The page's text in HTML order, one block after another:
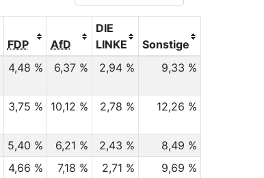
FDP AfD
DIE
LINKE
Sonstige
4,48 % 6,37 % 2,94 % 9,33 %
3,75 % 10,12 % 2,78 % 12,26 %
5,40 % 6,21 % 2,43 %
8,49 %
4,66 % 7,18 % 2,71 % 9,69 %